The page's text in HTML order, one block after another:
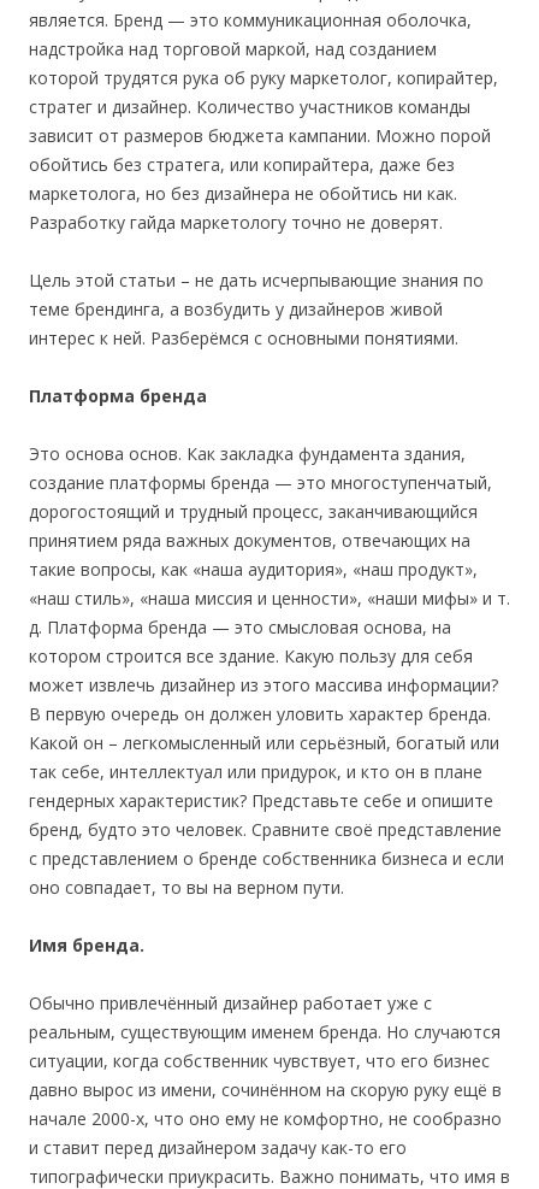
является. Бренд — это коммуникационная оболочка,
надстройка над торговой маркой, над созданием
которой трудятся рука об руку маркетолог, копирайтер,
стратег и дизайнер. Количество участников команды
зависит от размеров бюджета кампании. Можно порой
обойтись без стратега, или копирайтера, даже без
маркетолога, но без дизайнера не обойтись ни как.
Разработку гайда маркетологу точно не доверят.
Цель этой статьи – не дать исчерпывающие знания по
теме брендинга, а возбудить у дизайнеров живой
интерес к ней. Разберёмся с основными понятиями.
Платформа бренда
Это основа основ. Как закладка фундамента здания,
создание платформы бренда — это многоступенчатый,
дорогостоящий и трудный процесс, заканчивающийся
принятием ряда важных документов, отвечающих на
такие вопросы, как «наша аудитория», «наш продукт»,
«наш стиль», «наша миссия и ценности», «наши мифы» и т.
д. Платформа бренда — это смысловая основа, на
котором строится все здание. Какую пользу для себя
может извлечь дизайнер из этого массива информации?
В первую очередь он должен уловить характер бренда.
Какой он – легкомысленный или серьёзный, богатый или
так себе, интеллектуал или придурок, и кто он в плане
гендерных характеристик? Представьте себе и опишите
бренд, будто это человек. Сравните своё представление
с представлением о бренде собственника бизнеса и если
оно совпадает, то вы на верном пути.
Имя бренда.
Обычно привлечённый дизайнер работает уже с
реальным, существующим именем бренда. Но случаются
ситуации, когда собственник чувствует, что его бизнес
давно вырос из имени, сочинённом на скорую руку ещё в
начале 2000-х, что оно ему не комфортно, не сообразно
и ставит перед дизайнером задачу как-то его
типографически приукрасить. Важно понимать, что имя в